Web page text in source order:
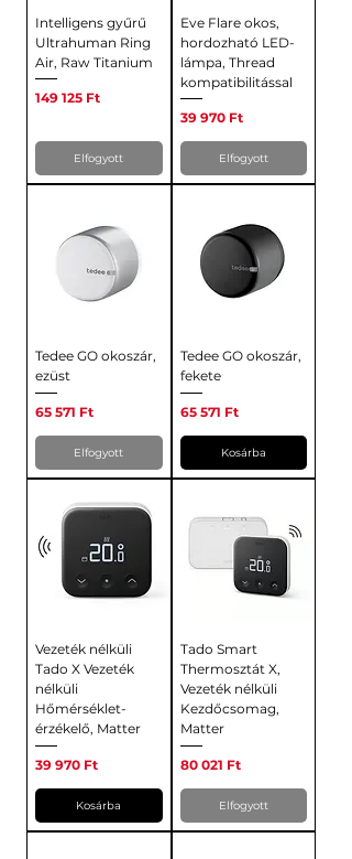
Intelligens gyűrű
Ultrahuman Ring
Air, Raw Titanium
Ár
149 125 Ft
Elfogyott
Eve Flare okos,
hordozható LED-
lámpa, Thread
kompatibilitással
Ár
39 970 Ft
Elfogyott
Tedee GO okoszár,
ezüst
Ár
65 571 Ft
Elfogyott
Tedee GO okoszár,
fekete
Ár
65 571 Ft
Kosárba
Vezeték nélküli
Tado X Vezeték
nélküli
Hőmérséklet-
érzékelő, Matter
Ár
39 970 Ft
Kosárba
Tado Smart
Thermosztát X,
Vezeték nélküli
Kezdőcsomag,
Matter
Ár
80 021 Ft
Elfogyott